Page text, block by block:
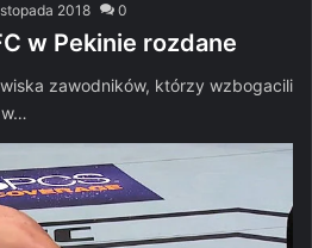
2018 0
w Pekinie rozdane
zawodników, którzy wzbogacili